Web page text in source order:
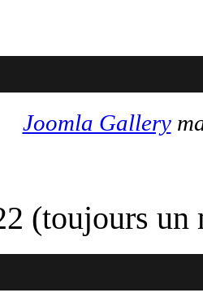
Joomla Gallery
(toujours un